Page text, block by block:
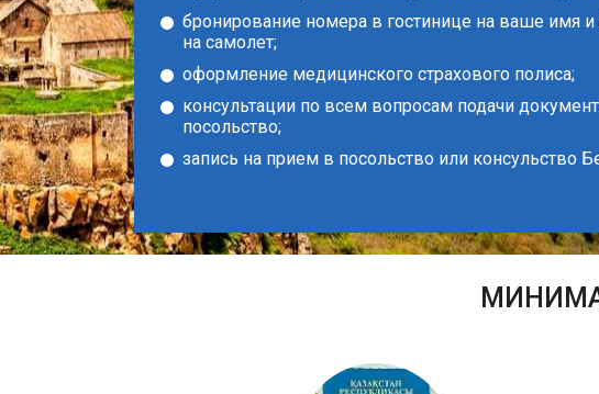
бронирование номера в гостинице на ваше имя и
на самолет;
оформление медицинского страхового полиса;
консультации по всем вопросам подачи
посольство;
запись на прием в посольство или консульство